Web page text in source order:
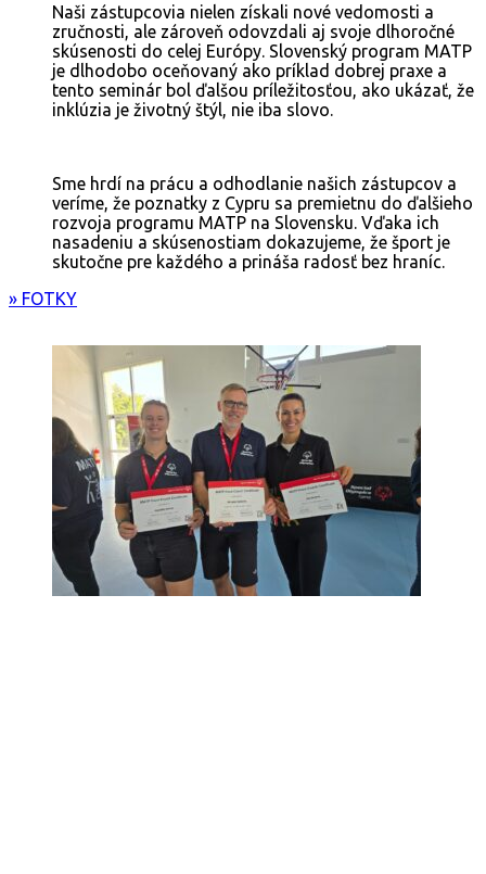
Naši zástupcovia nielen získali nové vedomosti a
zručnosti, ale zároveň odovzdali aj svoje dlhoročné
skúsenosti do celej Európy. Slovenský program MATP
je dlhodobo oceňovaný ako príklad dobrej praxe a
tento seminár bol ďalšou príležitosťou, ako ukázať, že
inklúzia je životný štýl, nie iba slovo.
Sme hrdí na prácu a odhodlanie našich zástupcov a
veríme, že poznatky z Cypru sa premietnu do ďalšieho
rozvoja programu MATP na Slovensku. Vďaka ich
nasadeniu a skúsenostiam dokazujeme, že šport je
skutočne pre každého a prináša radosť bez hraníc.
» FOTKY